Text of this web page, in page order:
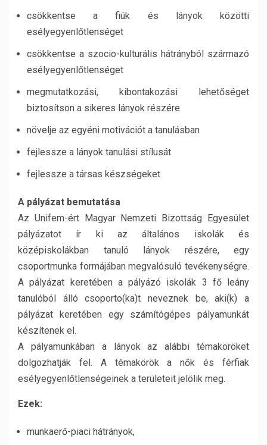
csökkentse a fiúk és lányok közötti
esélyegyenlőtlenséget
csökkentse a szocio-kulturális hátrányból származó
esélyegyenlőtlenséget
megmutatkozási, kibontakozási lehetőséget
biztosítson a sikeres lányok részére
növelje az egyéni motivációt a tanulásban
fejlessze a lányok tanulási stílusát
fejlessze a társas készségeket
A pályázat bemutatása
Az Unifem-ért Magyar Nemzeti Bizottság Egyesület
pályázatot ír ki az általános iskolák és
középiskolákban tanuló lányok részére, egy
csoportmunka formájában megvalósuló tevékenységre.
A pályázat keretében a pályázó iskolák 3 fő leány
tanulóból álló csoporto(ka)t neveznek be, aki(k) a
pályázat keretében egy számítógépes pályamunkát
készítenek el.
A pályamunkában a lányok az alábbi témaköröket
dolgozhatják fel. A témakörök a nők és férfiak
esélyegyenlőtlenségeinek a területeit jelölik meg.
Ezek:
munkaerő-piaci hátrányok,